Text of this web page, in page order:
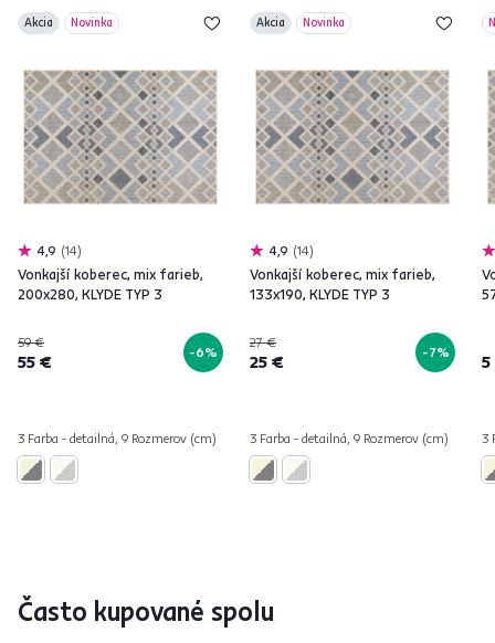
Akcia Novinka
4,9 14
Vonkajší koberec, mix farieb,
200x280, KLYDE TYP 3
59 €
55 € -6%
3 Farba - detailná, 9 Rozmerov (cm)
Akcia Novinka
4,9 14
Vonkajší koberec, mix farieb,
133x190, KLYDE TYP 3
27 €
25 € -7%
3 Farba - detailná, 9 Rozmerov (cm) 3
Často kupované spolu